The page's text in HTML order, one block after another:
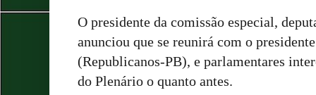
O presidente da comissão especial,
anunciou que se reunirá com o
(Republicanos-PB), e parlamentares
do Plenário o quanto antes.